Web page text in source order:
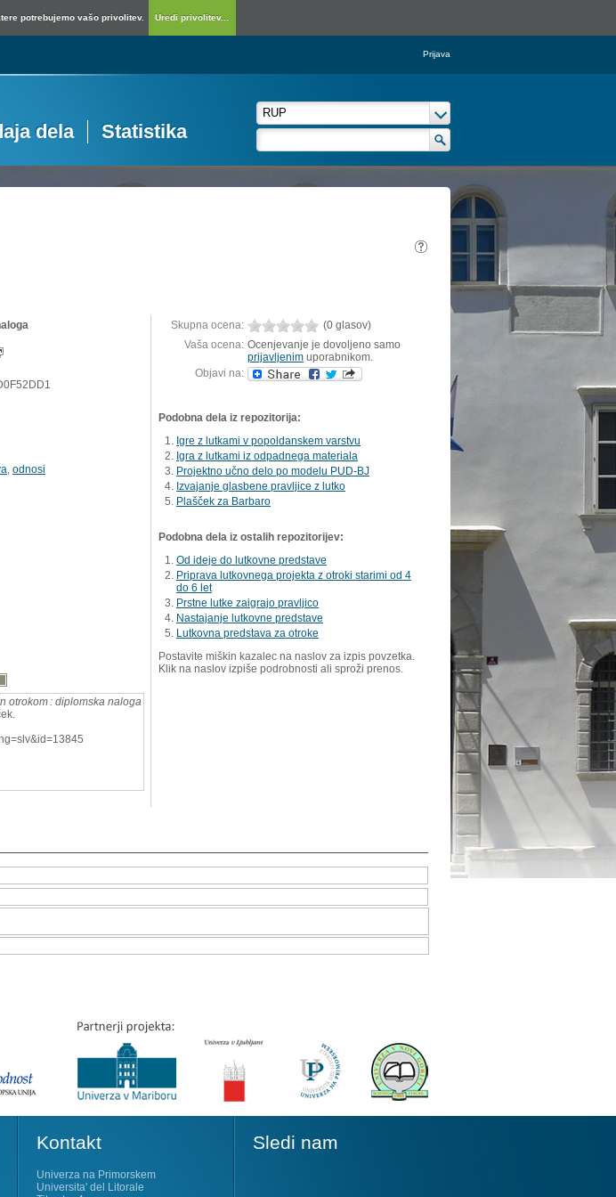
potrebujemo vašo privolitev. Uredi privolitev...
Prijava
dela Statistika
odnosi
otrokom : diplomska naloga
Skupna ocena:
(0 glasov)
Vaša ocena: Ocenjevanje je dovoljeno samo
prijavljenim uporabnikom.
Objavi na:
Podobna dela iz repozitorija:
Igre z lutkami v popoldanskem varstvu
Igra z lutkami iz odpadnega materiala
Projektno učno delo po modelu PUD-BJ
Izvajanje glasbene pravljice z lutko
Plašček za Barbaro
Podobna dela iz ostalih repozitorijev:
Od ideje do lutkovne predstave
Priprava lutkovnega projekta z otroki starimi od 4
do 6 let
Prstne lutke zaigrajo pravljico
Nastajanje lutkovne predstave
Lutkovna predstava za otroke
Postavite miškin kazalec na naslov za izpis povzetka.
Klik na naslov izpiše podrobnosti ali sproži prenos.
Kontakt
Univerza na Primorskem
Universita' del Litorale
Sledi nam